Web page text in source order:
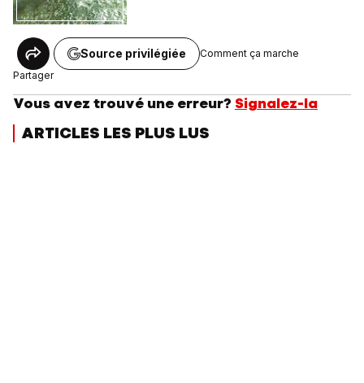
Partager
Source privilégiée Comment ça marche
Vous avez trouvé une erreur? Signalez-la
ARTICLES LES PLUS LUS